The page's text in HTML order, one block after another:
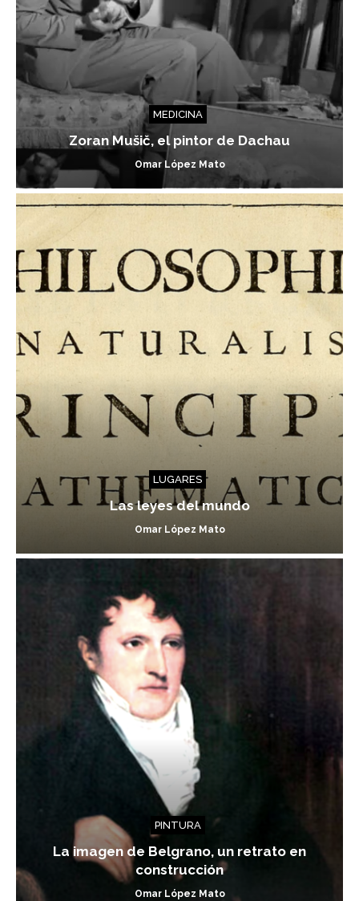
MEDICINA
Zoran Mušič, el pintor de Dachau
Omar López Mato
LUGARES
Las leyes del mundo
Omar López Mato
PINTURA
La imagen de Belgrano, un retrato en
construcción
Omar López Mato